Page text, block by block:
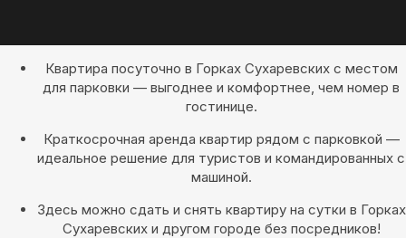
Квартира посуточно в Горках Сухаревских с местом
для парковки — выгоднее и комфортнее, чем номер в
гостинице.
Краткосрочная аренда квартир рядом с парковкой —
идеальное решение для туристов и командированных с
машиной.
Здесь можно сдать и снять квартиру на сутки в Горках
Сухаревских и другом городе без посредников!